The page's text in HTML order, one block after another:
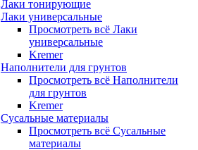
Лаки тонирующие
Лаки универсальные
Просмотреть всё Лаки
универсальные
Kremer
Наполнители для грунтов
Просмотреть всё Наполнители
для грунтов
Kremer
Сусальные материалы
Просмотреть всё Сусальные
материалы